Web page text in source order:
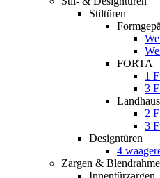
Stiltüren
FORTA
1
3
2
3
Designtüren
4
Zargen &
Innentürzargen